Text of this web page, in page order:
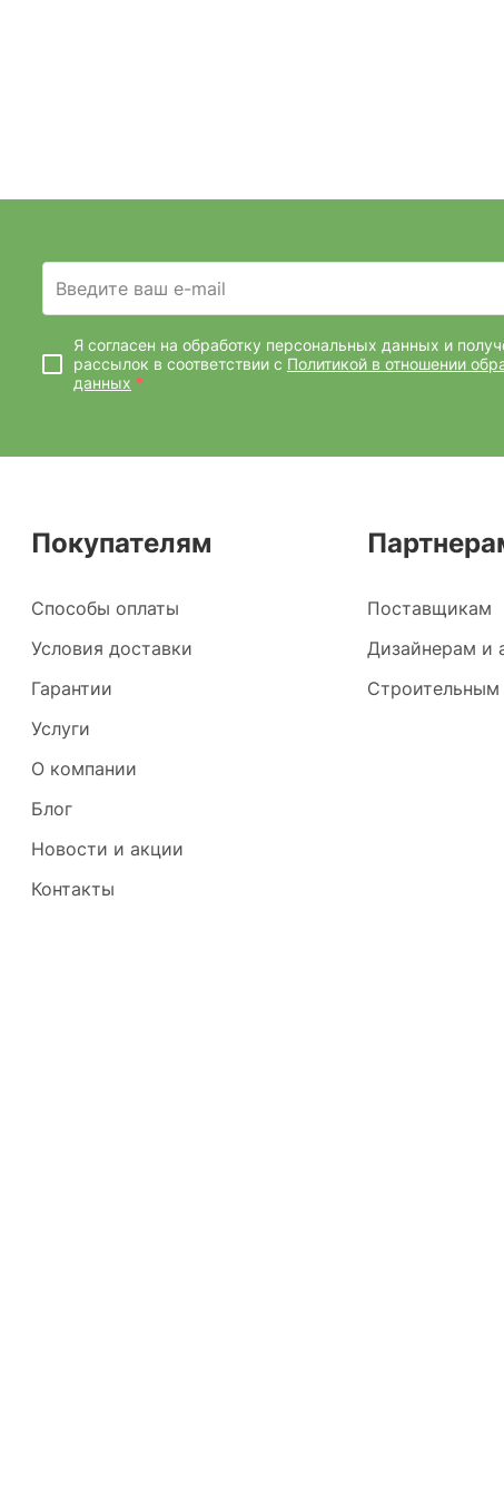
Введите ваш e-mail
Я согласен на обработку персональных данных и
рассылок в соответствии с Политикой в отношении
данных *
Покупателям
Способы оплаты
Условия доставки
Гарантии
Услуги
О компании
Блог
Новости и акции
Контакты
Поставщикам
Дизайнерам и
Строительным